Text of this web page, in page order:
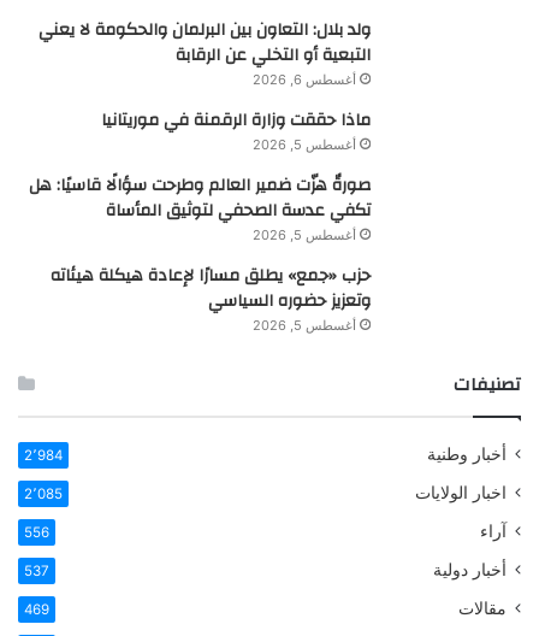
ولد بلال: التعاون بين البرلمان والحكومة لا يعني
التبعية أو التخلي عن الرقابة
أغسطس 6, 2026
ماذا حققت وزارة الرقمنة في موريتانيا
أغسطس 5, 2026
صورةٌ هزّت ضمير العالم وطرحت سؤالًا قاسيًا: هل
تكفي عدسة الصحفي لتوثيق المأساة
أغسطس 5, 2026
حزب «جمع» يطلق مسارًا لإعادة هيكلة هيئاته
وتعزيز حضوره السياسي
أغسطس 5, 2026
تصنيفات
أخبار وطنية 2٬984
اخبار الولايات 2٬085
آراء 556
أخبار دولية 537
مقالات 469